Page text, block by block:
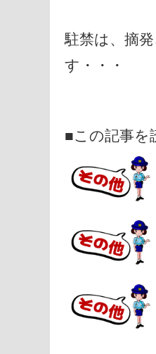
駐禁は、摘
す・・・
■この記事を